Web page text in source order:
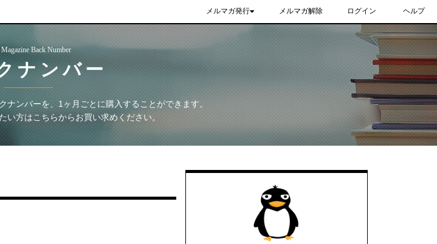
メルマガ発行 メルマガ解除 ログイン ヘルプ
Back Number
ナンバー
ナンバーを、1ヶ月ごとに購入することができます。
い方はこちらからお買い求めください。